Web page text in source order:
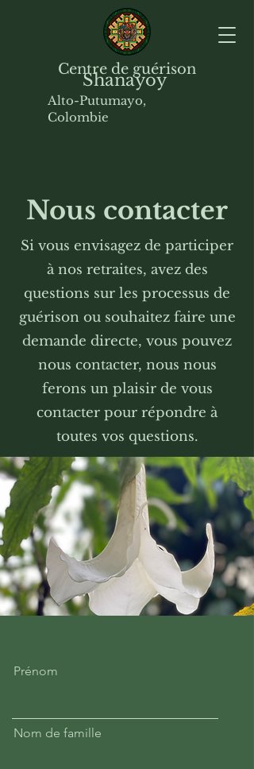
Centre de guérison
Shanayoy
Alto-Putumayo,
Colombie
Nous contacter
Si vous envisagez de participer
à nos retraites, avez des
questions sur les processus de
guérison ou souhaitez faire une
demande directe, vous pouvez
nous contacter, nous nous
ferons un plaisir de vous
contacter pour répondre à
toutes vos questions.
Prénom
Nom de famille